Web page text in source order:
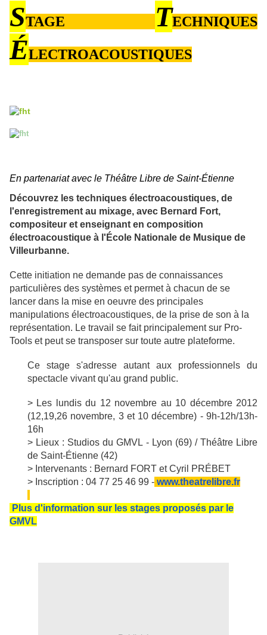
STAGE TECHNIQUES
ÉLECTROACOUSTIQUES
En partenariat avec le Théâtre Libre de Saint-Étienne
Découvrez les techniques électroacoustiques, de
l'enregistrement au mixage, avec Bernard Fort,
compositeur et enseignant en composition
électroacoustique à l'École Nationale de Musique de
Villeurbanne.
Cette initiation ne demande pas de connaissances
particulières des systèmes et permet à chacun de se
lancer dans la mise en oeuvre des principales
manipulations électroacoustiques, de la prise de son à la
représentation. Le travail se fait principalement sur Pro-
Tools et peut se transposer sur toute autre plateforme.
Ce stage s'adresse autant aux professionnels du
spectacle vivant qu'au grand public.
> Les lundis du 12 novembre au 10 décembre 2012
(12,19,26 novembre, 3 et 10 décembre) - 9h-12h/13h-
16h
> Lieux : Studios du GMVL - Lyon (69) / Théâtre Libre
de Saint-Étienne (42)
> Intervenants : Bernard FORT et Cyril PRÉBET
> Inscription : 04 77 25 46 99 - www.theatrelibre.fr
Plus d'information sur les stages proposés par le
GMVL